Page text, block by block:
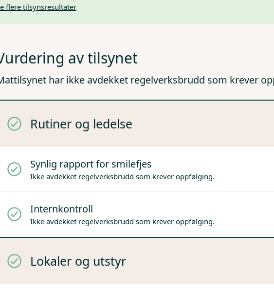
flere tilsynsresultater
av tilsynet
har ikke avdekket regelverksbrudd som krever
Rutiner og ledelse
Synlig rapport for smilefjes
Ikke avdekket regelverksbrudd som krever oppfølging.
Internkontroll
Ikke avdekket regelverksbrudd som krever oppfølging.
Lokaler og utstyr